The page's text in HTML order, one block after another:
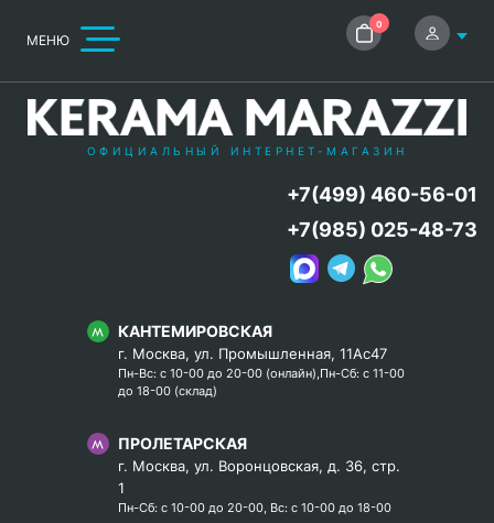
МЕНЮ
0
ОФИЦИАЛЬНЫЙ ИНТЕРНЕТ-МАГАЗИН
КАНТЕМИРОВСКАЯ
г. Москва, ул. Промышленная, 11Ас47
Пн-Вс: с 10-00 до 20-00 (онлайн),Пн-Сб: с 11-00
до 18-00 (склад)
ПРОЛЕТАРСКАЯ
г. Москва, ул. Воронцовская, д. 36, стр.
1
Пн-Сб: с 10-00 до 20-00, Вс: с 10-00 до 18-00
+7(499) 460-56-01
+7(985) 025-48-73